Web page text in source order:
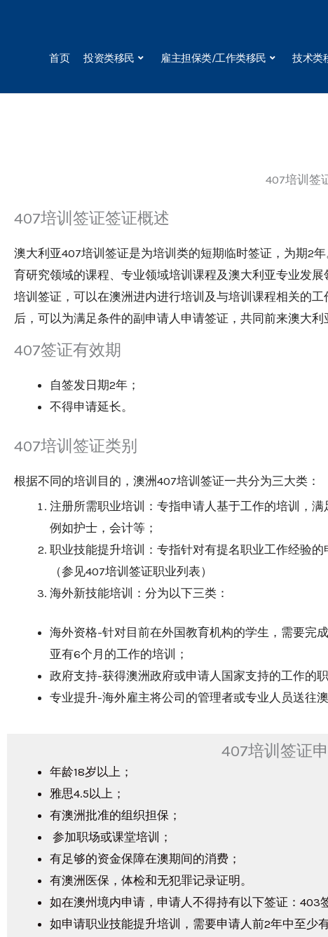
首页 投资类移民 雇主担保类/工作类移民 技术类
407培训签
407培训签证签证概述
澳大利亚407培训签证是为培训类的短期临时签证，为期2
育研究领域的课程、专业领域培训课程及澳大利亚专业发
培训签证，可以在澳洲进内进行培训及与培训课程相关的
后，可以为满足条件的副申请人申请签证，共同前来澳大利
407签证有效期
自签发日期2年；
不得申请延长。
407培训签证类别
根据不同的培训目的，澳洲407培训签证一共分为三大类：
注册所需职业培训：专指申请人基于工作的培训，
例如护士，会计等；
职业技能提升培训：专指针对有提名职业工作经验
（参见407培训签证职业列表）
海外新技能培训：分为以下三类：
海外资格-针对目前在外国教育机构的学生，需要完
亚有6个月的工作的培训；
政府支持-获得澳洲政府或申请人国家支持的工作的职
专业提升-海外雇主将公司的管理者或专业人员送往
407培训签证
年龄18岁以上；
雅思4.5以上；
有澳洲批准的组织担保；
参加职场或课堂培训；
有足够的资金保障在澳期间的消费；
有澳洲医保，体检和无犯罪记录证明。
如在澳州境内申请，申请人不得持有以下签证：403
如申请职业技能提升培训，需要申请人前2年中至少